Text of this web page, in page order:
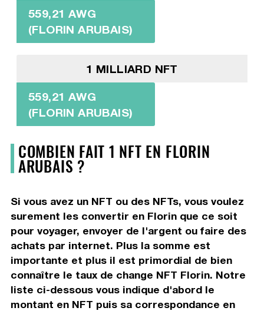
559,21 AWG
(FLORIN ARUBAIS)
1 MILLIARD NFT
559,21 AWG
(FLORIN ARUBAIS)
COMBIEN FAIT 1 NFT EN FLORIN
ARUBAIS ?
Si vous avez un NFT ou des NFTs, vous voulez
surement les convertir en Florin que ce soit
pour voyager, envoyer de l'argent ou faire des
achats par internet. Plus la somme est
importante et plus il est primordial de bien
connaître le taux de change NFT Florin. Notre
liste ci-dessous vous indique d'abord le
montant en NFT puis sa correspondance en